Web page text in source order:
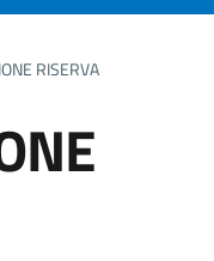
RISERVA